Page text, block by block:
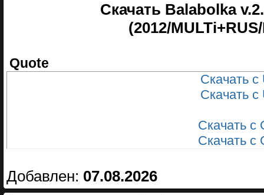
Скачать Balabolka
(2012/
Quote
Скачать
Скачать
Скачать с
Скачать с
Добавлен: 07.08.2026